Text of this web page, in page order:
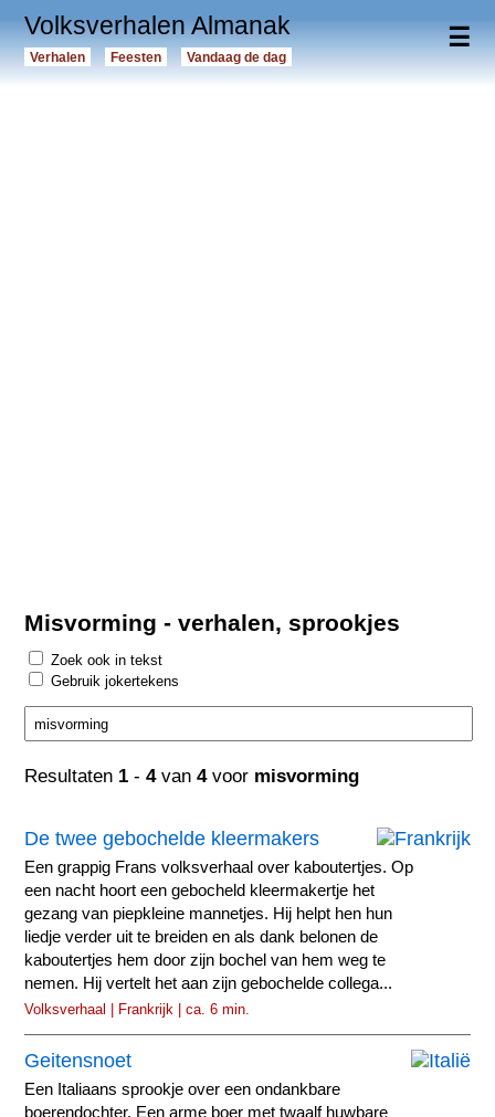
☰
Volksverhalen Almanak
Verhalen Feesten Vandaag de dag
Misvorming - verhalen, sprookjes
Zoek ook in tekst
Gebruik jokertekens
Resultaten 1 -4van4voor misvorming
De twee gebochelde kleermakers
Een grappig Frans volksverhaal over kaboutertjes. Op
een nacht hoort een gebocheld kleermakertje het
gezang van piepkleine mannetjes. Hij helpt hen hun
liedje verder uit te breiden en als dank belonen de
kaboutertjes hem door zijn bochel van hem weg te
nemen. Hij vertelt het aan zijn gebochelde collega...
Volksverhaal | Frankrijk | ca. 6 min.
Geitensnoet
Een Italiaans sprookje over een ondankbare
boerendochter. Een arme boer met twaalf huwbare